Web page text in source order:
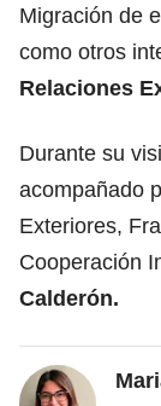
Migración de
como otros
Relaciones
Durante su
acompañado
Exteriores,
Cooperación
Calderón.